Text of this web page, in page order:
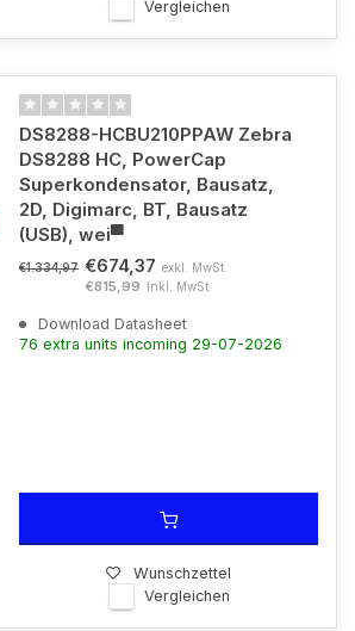
Vergleichen
DS8288-HCBU210PPAW Zebra
DS8288 HC, PowerCap
Superkondensator, Bausatz,
2D, Digimarc, BT, Bausatz
(USB), wei▀
€1.334,97 €674,37 exkl. MwSt.
€815,99 Inkl. MwSt.
Download Datasheet
76 extra units incoming 29-07-2026
Wunschzettel
Vergleichen